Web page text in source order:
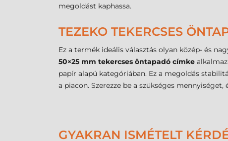
megoldást kaphassa.
TEZEKO TEKERCSES
Ez a termék ideális választás olyan közép- és
50×25 mm tekercses öntapadó címke
papír alapú kategóriában. Ez a megoldás
a piacon. Szerezze be a szükséges
GYAKRAN ISMÉTELT